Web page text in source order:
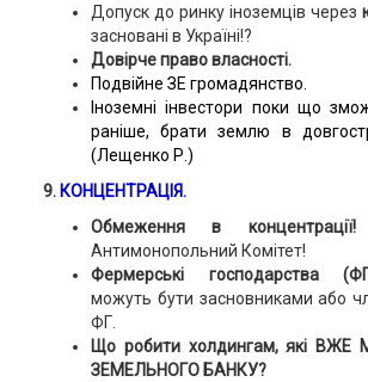
Допуск до ринку іноземців через
засновані в Україні!?
Довірче право власності.
Подвійне ЗЕ громадянство.
Іноземні інвестори поки що
раніше, брати землю в
(Лещенко Р.)
9. КОНЦЕНТРАЦІЯ.
Обмеження в
Антимонопольний Комітет!
Фермерські господарства
можуть бути засновниками або
ФГ.
Що робити холдингам, які
ЗЕМЕЛЬНОГО БАНКУ?